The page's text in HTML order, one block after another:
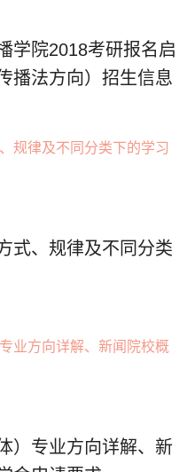
学院2018考研报名启
播法方向）招生信息
式、规律及不同分类
）专业方向详解、新